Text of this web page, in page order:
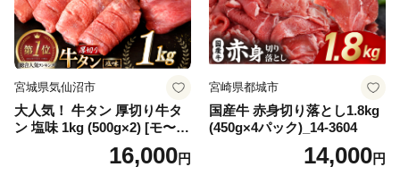
宮城県気仙沼市
大人気！ 牛タン 厚切り牛タ
ン 塩味 1kg (500g×2) [モ〜ラ
ンド 宮城県 気仙沼市 205646
60] 肉 牛肉 精肉 牛たん 牛タ
16,000円
宮崎県都城市
国産牛 赤身切り落とし1.8kg
(450g×4パック)_14-3604
14,000円